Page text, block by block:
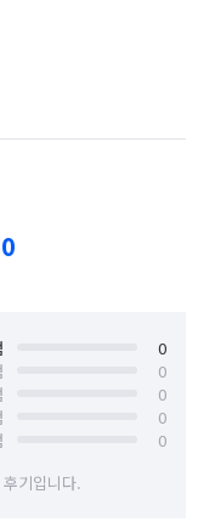
체 등 흡입 청소, UV-C
0
0
0
0
0
0
기입니다.